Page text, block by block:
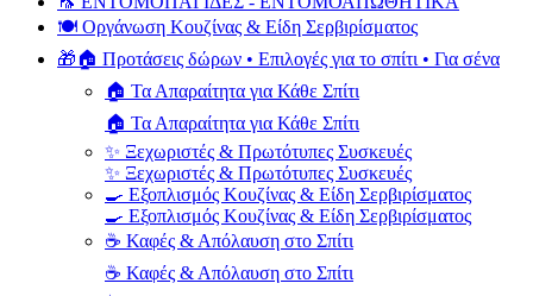
🍽️ Οργάνωση Κουζίνας & Είδη Σερβιρίσματος
🎁🏠 Προτάσεις δώρων • Επιλογές για το σπίτι • Για σένα
🏠 Τα Απαραίτητα για Κάθε Σπίτι
🏠 Τα Απαραίτητα για Κάθε Σπίτι
✨ Ξεχωριστές & Πρωτότυπες Συσκευές
✨ Ξεχωριστές & Πρωτότυπες Συσκευές
🍳 Εξοπλισμός Κουζίνας & Είδη Σερβιρίσματος
🍳 Εξοπλισμός Κουζίνας & Είδη Σερβιρίσματος
☕ Καφές & Απόλαυση στο Σπίτι
☕ Καφές & Απόλαυση στο Σπίτι